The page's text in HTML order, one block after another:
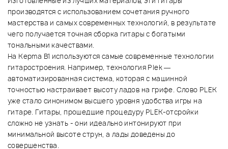
производятся с использованием сочетания ручного
мастерства и самых современных технологий, в результате
чего получается точная сборка гитары с богатыми
тональными качествами.
На Kepma B1 используются самые современные технологии
гитаростроения. Например, технология Plek —
автоматизированная система, которая с машинной
точностью настраивает высоту ладов на грифе. Слово PLEK
уже стало синонимом высшего уровня удобства игры на
гитаре. Гитары, прошедшие процедуру PLEK-отсройки
сложно не узнать - они идеально интонируют при
минимальной высоте струн, а лады доведены до
совершенства.